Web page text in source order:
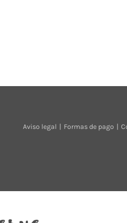
Aviso legal Formas de pago